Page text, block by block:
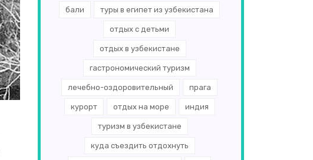
бали туры в египет из узбекистана
отдых с детьми
отдых в узбекистане
гастрономический туризм
лечебно-оздоровительный прага
курорт отдых на море индия
туризм в узбекистане
куда съездить отдохнуть